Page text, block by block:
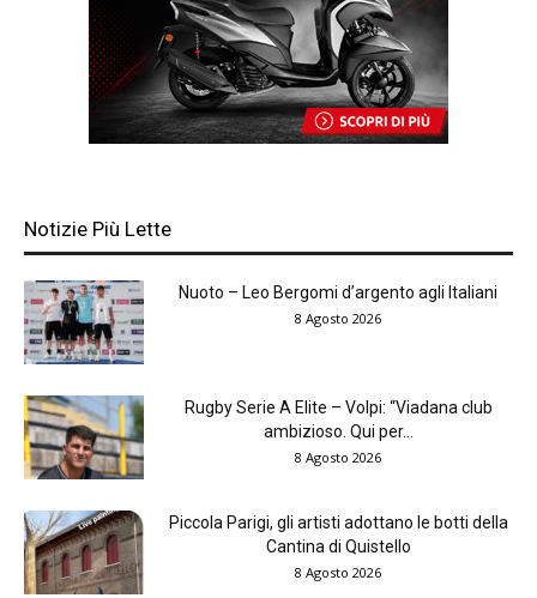
Notizie Più Lette
Nuoto – Leo Bergomi d’argento agli Italiani
8 Agosto 2026
Rugby Serie A Elite – Volpi: “Viadana club
ambizioso. Qui per...
8 Agosto 2026
Piccola Parigi, gli artisti adottano le botti della
Cantina di Quistello
8 Agosto 2026